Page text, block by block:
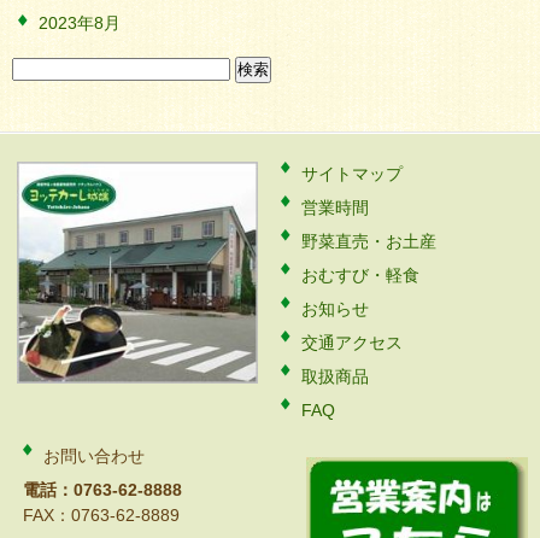
2023年8月
サイトマップ
営業時間
野菜直売・お土産
おむすび・軽食
お知らせ
交通アクセス
取扱商品
FAQ
お問い合わせ
電話：0763-62-8888
FAX：0763-62-8889